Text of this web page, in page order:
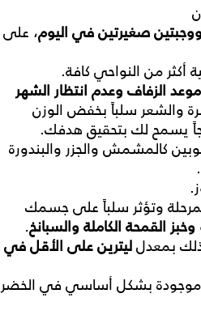
ووجبتينصغيرتينفي اليوم، على
من النواحي كافة.
موعد الزفاف وعدم انتظار الشهر
والشعر سلباً بخفض الوزن
كالمشمش والجزر والبندورة
وتؤثر سلباً على جسمك
وخبز القمحة الكاملة والسبانخ.
بمعدلليترينعلى الأقلفي
بشكل أساسي في الخضر